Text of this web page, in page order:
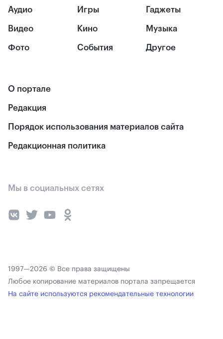
Аудио
Видео
Фото
Игры
Кино
События
Гаджеты
Музыка
Другое
О портале
Редакция
Порядок использования материалов сайта
Редакционная политика
Мы в социальных сетях
1997—2026 © Все права защищены
Любое копирование материалов портала запрещается
На сайте используются рекомендательные технологии